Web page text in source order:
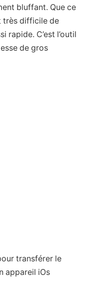
bluffant. Que ce
très difficile de
rapide. C’est l’outil
de gros
transférer le
appareil iOs